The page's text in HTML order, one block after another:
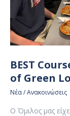
BEST
of Green
Νέα / Ανακοινώσεις
Ο Όμιλος μας